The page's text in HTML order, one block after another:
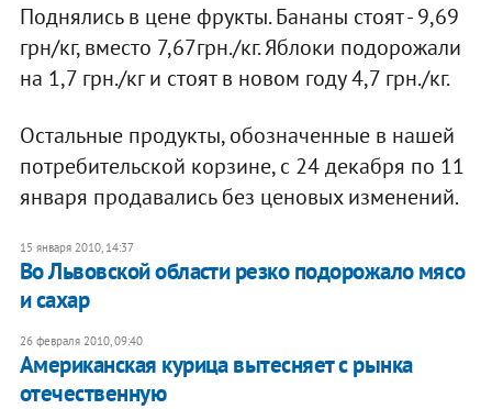
Поднялись в цене фрукты. Бананы стоят - 9,69
грн/кг, вместо 7,67грн./кг. Яблоки подорожали
на 1,7 грн./кг и стоят в новом году 4,7 грн./кг.
Остальные продукты, обозначенные в нашей
потребительской корзине, с 24 декабря по 11
января продавались без ценовых изменений.
15 января 2010, 14:37
Во Львовской области резко подорожало мясо
и сахар
26 февраля 2010, 09:40
Американская курица вытесняет с рынка
отечественную